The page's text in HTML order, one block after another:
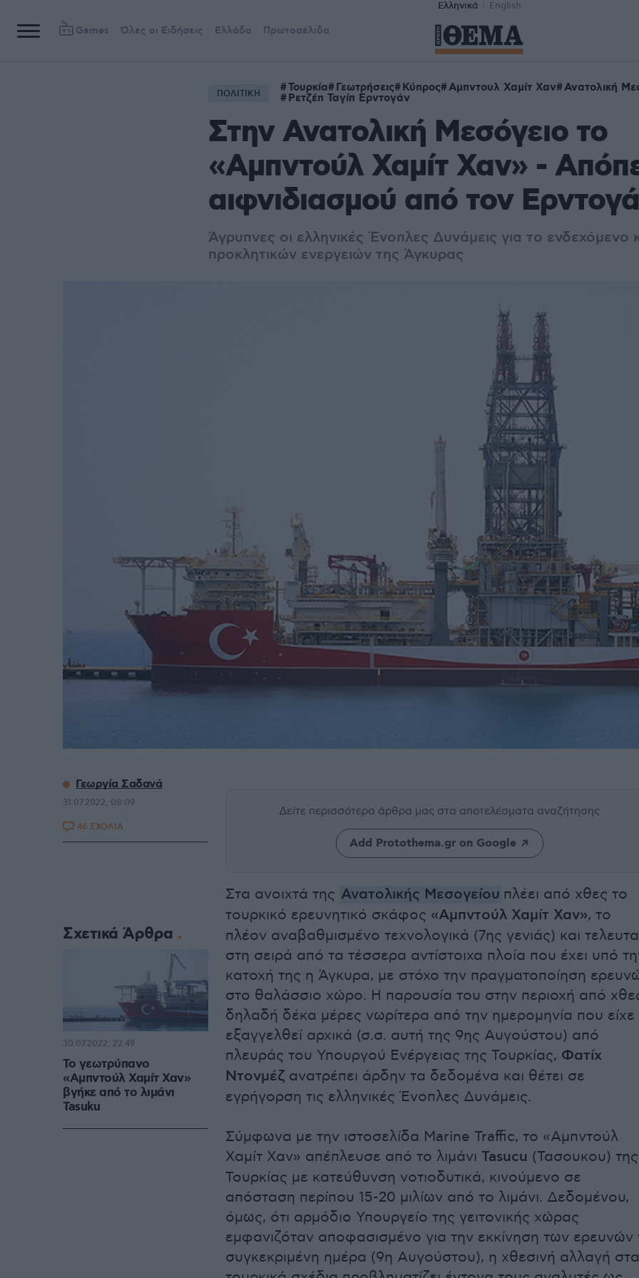
Ελληνικά English
Games Όλες οι Ειδήσεις Ελλάδα Πρωτοσέλιδα
ΠΟΛΙΤΙΚΗ Τουρκία Γεωτρήσεις Κύπρος Αμπντουλ Χαμίτ Χαν Ανατολική
Ρετζέπ Ταγίπ Ερντογάν
Στην Ανατολική Μεσόγειο το
«Αμπντούλ Χαμίτ Χαν» -
αιφνιδιασμού από τον
Άγρυπνες οι ελληνικές Ένοπλες Δυνάμεις για το ενδεχόμενο
προκλητικών ενεργειών της Άγκυρας
Δείτε περισσότερα άρθρα μας στα αποτελέσματα αναζήτησης
Add Protothema.gr on Google
Στα ανοιχτά της Ανατολικής Μεσογείου πλέει από χθες το
τουρκικό ερευνητικό σκάφος «Αμπντούλ Χαμίτ Χαν», το
πλέον αναβαθμισμένο τεχνολογικά (7ης γενιάς) και
στη σειρά από τα τέσσερα αντίστοιχα πλοία που έχει υπό
κατοχή της η Άγκυρα, με στόχο την πραγματοποίηση
στο θαλάσσιο χώρο. Η παρουσία του στην περιοχή από
δηλαδή δέκα μέρες νωρίτερα από την ημερομηνία που είχε
εξαγγελθεί αρχικά (σ.σ. αυτή της 9ης Αυγούστου) από
πλευράς του Υπουργού Ενέργειας της Τουρκίας, Φατίχ
Ντονμέζ ανατρέπει άρδην τα δεδομένα και θέτει σε
εγρήγορση τις ελληνικές Ένοπλες Δυνάμεις.
Σύμφωνα με την ιστοσελίδα Marine Traffic, το «Αμπντούλ
Χαμίτ Χαν» απέπλευσε από το λιμάνι Tasucu (Τασουκου) της
Τουρκίας με κατεύθυνση νοτιοδυτικά, κινούμενο σε
απόσταση περίπου 15-20 μιλίων από το λιμάνι. Δεδομένου,
όμως, ότι αρμόδιο Υπουργείο της γειτονικής χώρας
εμφανιζόταν αποφασισμένο για την εκκίνηση των ερευνών
συγκεκριμένη ημέρα (9η Αυγούστου), η χθεσινή αλλαγή στα
Γεωργία Σαδανά
31.07.2022, 08:09
46 ΣΧΟΛΙΑ
Σχετικά Άρθρα
Το γεωτρύπανο
«Αμπντούλ Χαμίτ Χαν»
βγήκε από το λιμάνι
Tasuku
30.07.2022, 22:49